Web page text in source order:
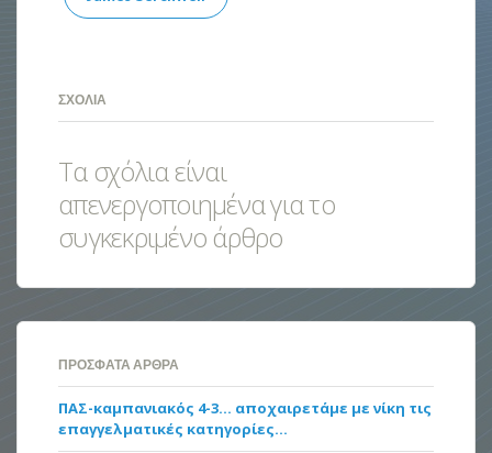
ΣΧΌΛΙΑ
Τα σχόλια είναι
απενεργοποιημένα για το
συγκεκριμένο άρθρο
ΠΡΌΣΦΑΤΑ ΆΡΘΡΑ
ΠΑΣ-καμπανιακός 4-3… αποχαιρετάμε με νίκη τις
επαγγελματικές κατηγορίες…